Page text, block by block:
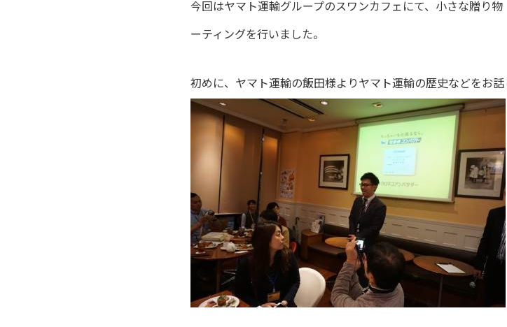
今回はヤマト運輸グループのスワンカフェにて、小さな贈り
ーティングを行いました。
初めに、ヤマト運輸の飯田様よりヤマト運輸の歴史などをお話